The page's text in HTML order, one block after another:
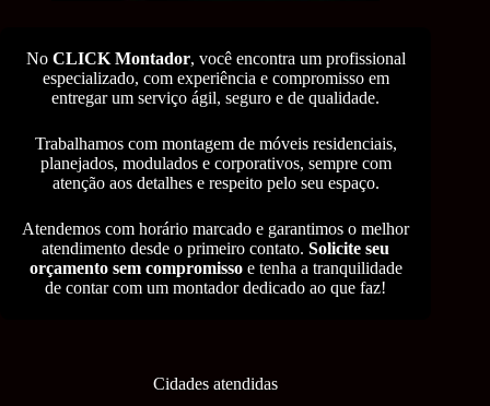
No CLICK Montador, você encontra um profissional
especializado, com experiência e compromisso em
entregar um serviço ágil, seguro e de qualidade.
Trabalhamos com montagem de móveis residenciais,
planejados, modulados e corporativos, sempre com
atenção aos detalhes e respeito pelo seu espaço.
Atendemos com horário marcado e garantimos o melhor
atendimento desde o primeiro contato.Solicite seu
orçamento sem compromissoe tenha a tranquilidade
de contar com um montador dedicado ao que faz!
Cidades atendidas